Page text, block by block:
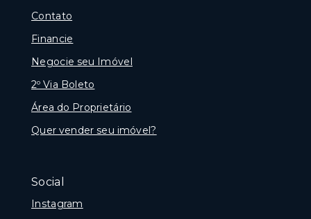
Contato
Financie
Negocie seu Imóvel
2º Via Boleto
Área do Proprietário
Quer vender seu imóvel?
Social
Instagram